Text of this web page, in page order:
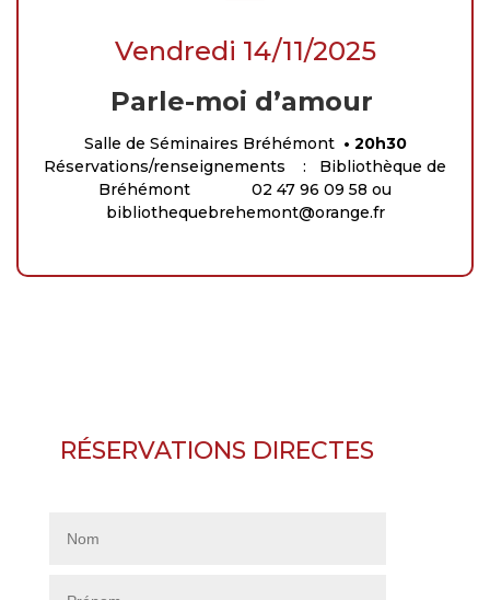
Vendredi 14/11/2025
Parle-moi d’amour
Salle de Séminaires Bréhémont • 20h30
Réservations/renseignements : Bibliothèque de
Bréhémont 02 47 96 09 58 ou
bibliothequebrehemont@orange.fr
RÉSERVATIONS DIRECTES